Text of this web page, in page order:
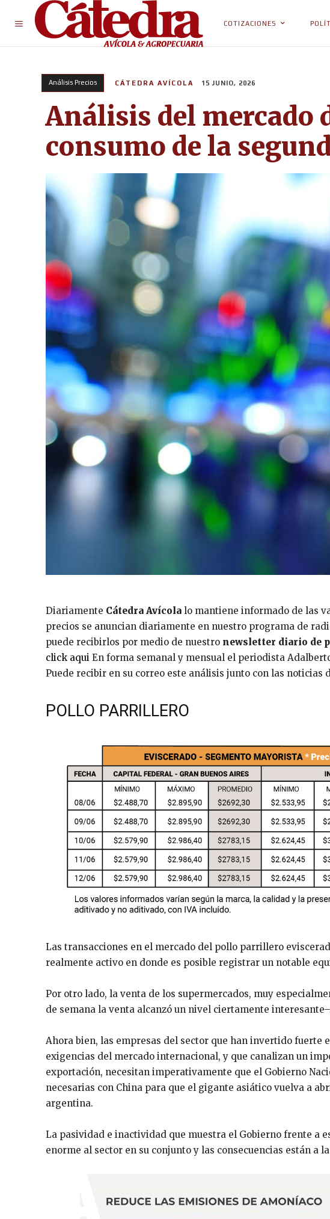
COTIZACIONES
Análisis Precios CÁTEDRA AVÍCOLA 15 JUNIO, 2026
Análisis del mercado
consumo de la
Diariamente Cátedra Avícola lo mantiene informado de las
precios se anuncian diariamente en nuestro programa de
puede recibirlos por medio de nuestro newsletter diario de
click aqui En forma semanal y mensual el periodista
Puede recibir en su correo este análisis junto con las
POLLO PARRILLERO
Las transacciones en el mercado del pollo parrillero
realmente activo en donde es posible registrar un notable
Por otro lado, la venta de los supermercados, muy
de semana la venta alcanzó un nivel ciertamente
Ahora bien, las empresas del sector que han invertido fuerte
exigencias del mercado internacional, y que canalizan un
exportación, necesitan imperativamente que el Gobierno
necesarias con China para que el gigante asiático vuelva a
argentina.
La pasividad e inactividad que muestra el Gobierno frente a
enorme al sector en su conjunto y las consecuencias están a